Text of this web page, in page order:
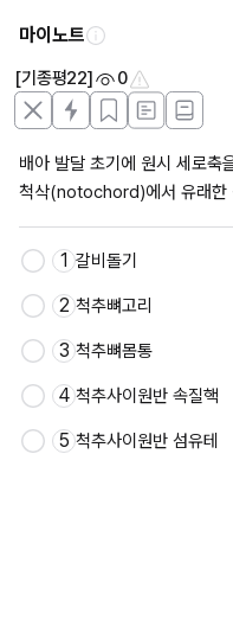
마이노트
[기종평22] 0
배아 발달 초기에 원시 세로축
척삭(notochord)에서 유래한
1 갈비돌기
2 척추뼈고리
3 척추뼈몸통
4 척추사이원반 속질핵
5 척추사이원반 섬유테